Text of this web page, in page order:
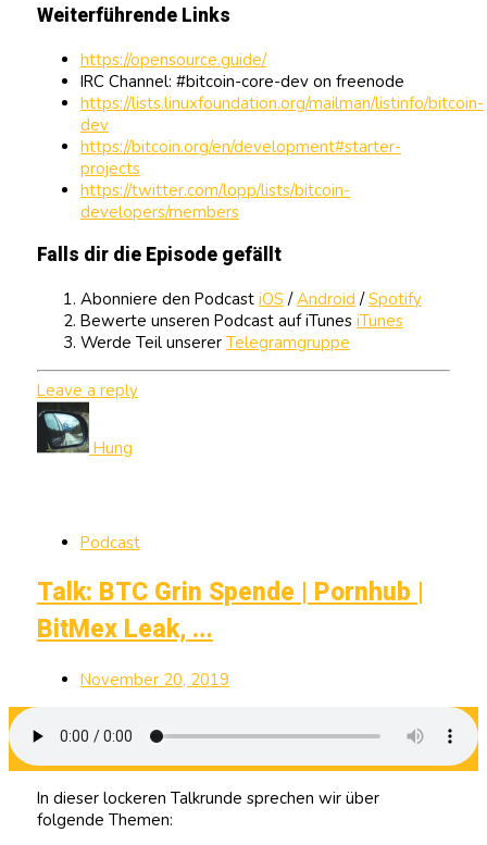
Weiterführende Links
https://opensource.guide/
IRC Channel: #bitcoin-core-dev on freenode
https://lists.linuxfoundation.org/mailman/listinfo/bitcoin-
dev
https://bitcoin.org/en/development#starter-
projects
https://twitter.com/lopp/lists/bitcoin-
developers/members
Falls dir die Episode gefällt
Abonniere den Podcast iOS /Android /Spotify
Bewerte unseren Podcast auf iTunes iTunes
Werde Teil unserer Telegramgruppe
Leave a reply
Hung
Podcast
Talk: BTC Grin Spende | Pornhub |
BitMex Leak, …
November 20, 2019
In dieser lockeren Talkrunde sprechen wir über
folgende Themen: